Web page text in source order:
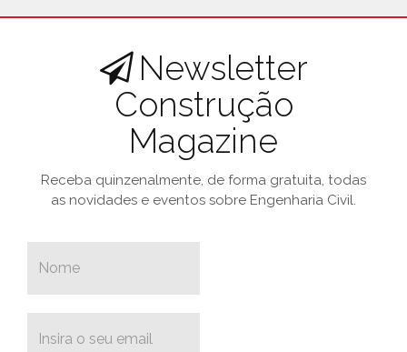
Newsletter
Construção
Magazine
Receba quinzenalmente, de forma gratuita, todas
as novidades e eventos sobre Engenharia Civil.